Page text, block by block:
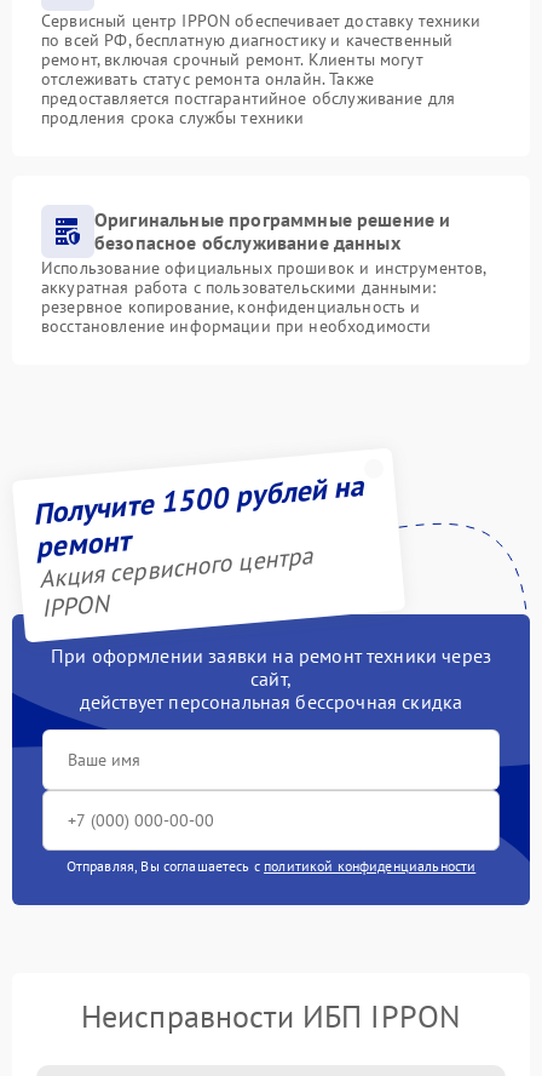
Сервисный центр IPPON обеспечивает доставку техники
по всей РФ, бесплатную диагностику и качественный
ремонт, включая срочный ремонт. Клиенты могут
отслеживать статус ремонта онлайн. Также
предоставляется постгарантийное обслуживание для
продления срока службы техники
Оригинальные программные решение и
безопасное обслуживание данных
Использование официальных прошивок и инструментов,
аккуратная работа с пользовательскими данными:
резервное копирование, конфиденциальность и
восстановление информации при необходимости
Получите 1500 рублей на
ремонт
Акция сервисного центра
IPPON
При оформлении заявки на ремонт техники через
сайт,
действует персональная бессрочная скидка
Отправляя, Вы соглашаетесь с политикой конфиденциальности
Неисправности ИБП IPPON